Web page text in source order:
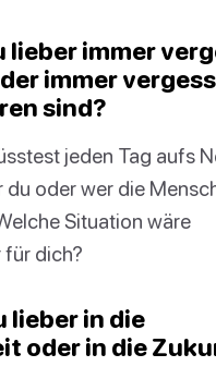
lieber immer
immer
sind?
jeden Tag aufs
du oder wer die
Situation wäre
dich?
lieber in die
oder in die